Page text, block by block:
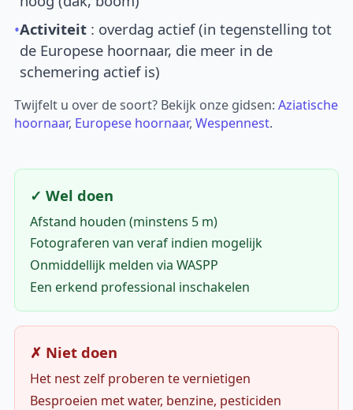
•Activiteit : overdag actief (in tegenstelling tot
de Europese hoornaar, die meer in de
schemering actief is)
Twijfelt u over de soort? Bekijk onze gidsen:Aziatische
hoornaar, Europese hoornaar,Wespennest.
✓ Wel doen
Afstand houden (minstens 5 m)
Fotograferen van veraf indien mogelijk
Onmiddellijk melden via WASPP
Een erkend professional inschakelen
✗ Niet doen
Het nest zelf proberen te vernietigen
Besproeien met water, benzine, pesticiden